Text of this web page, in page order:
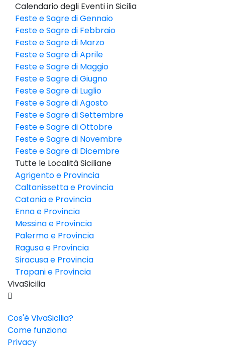
Calendario degli Eventi in Sicilia
Feste e Sagre di Gennaio
Feste e Sagre di Febbraio
Feste e Sagre di Marzo
Feste e Sagre di Aprile
Feste e Sagre di Maggio
Feste e Sagre di Giugno
Feste e Sagre di Luglio
Feste e Sagre di Agosto
Feste e Sagre di Settembre
Feste e Sagre di Ottobre
Feste e Sagre di Novembre
Feste e Sagre di Dicembre
Tutte le Località Siciliane
Agrigento e Provincia
Caltanissetta e Provincia
Catania e Provincia
Enna e Provincia
Messina e Provincia
Palermo e Provincia
Ragusa e Provincia
Siracusa e Provincia
Trapani e Provincia
VivaSicilia
Cos'è VivaSicilia?
Come funziona
Privacy